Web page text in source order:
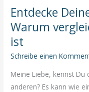
Entdecke
Warum
ist
Schreibe einen
Meine Liebe, kennst Du
anderen? Es kann wie